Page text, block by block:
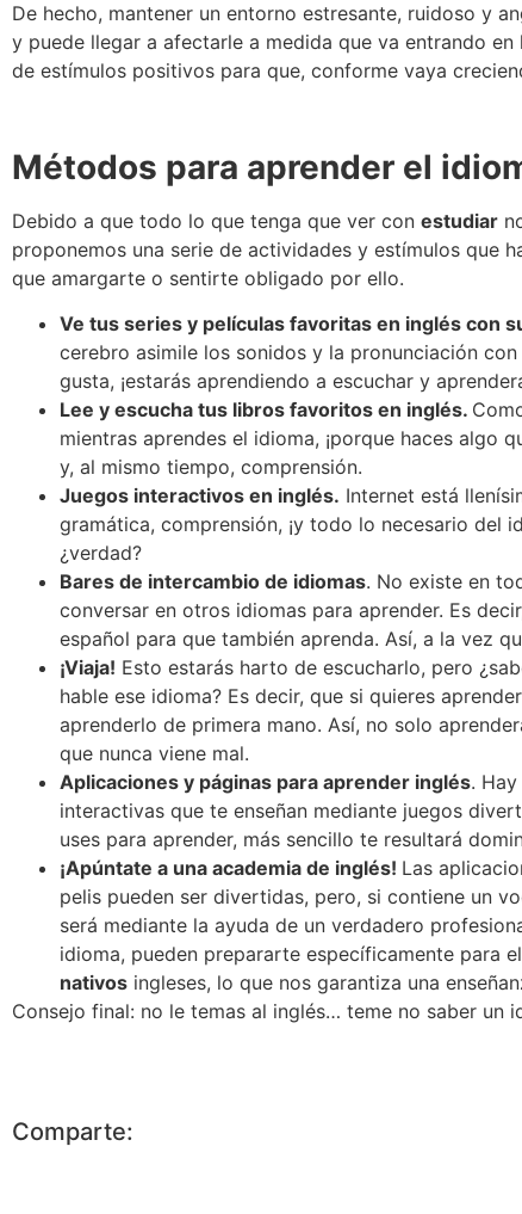
De hecho, mantener un entorno estresante, ruidoso y
y puede llegar a afectarle a medida que va entrando
de estímulos positivos para que, conforme vaya
Métodos para aprender el
Debido a que todo lo que tenga que ver con estudiar
proponemos una serie de actividades y estímulos que
que amargarte o sentirte obligado por ello.
Ve tus series y películas favoritas en inglés con
cerebro asimile los sonidos y la pronunciación
gusta, ¡estarás aprendiendo a escuchar y
Lee y escucha tus libros favoritos en inglés.
mientras aprendes el idioma, ¡porque haces
y, al mismo tiempo, comprensión.
Juegos interactivos en inglés. Internet está
gramática, comprensión, ¡y todo lo necesario del
¿verdad?
Bares de intercambio de idiomas. No existe en
conversar en otros idiomas para aprender. Es
español para que también aprenda. Así, a la vez
¡Viaja! Esto estarás harto de escucharlo, pero
hable ese idioma? Es decir, que si quieres
aprenderlo de primera mano. Así, no solo
que nunca viene mal.
Aplicaciones y páginas para aprender inglés.
interactivas que te enseñan mediante juegos
uses para aprender, más sencillo te resultará
¡Apúntate a una academia de inglés! Las
pelis pueden ser divertidas, pero, si contiene un
será mediante la ayuda de un verdadero
idioma, pueden prepararte específicamente para
nativos ingleses, lo que nos garantiza una
Consejo final: no le temas al inglés… teme no saber un
Comparte: